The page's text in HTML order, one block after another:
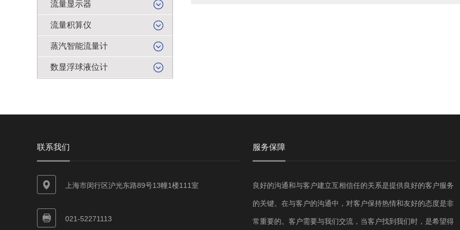
流量显示器
流量积算仪
蒸汽智能流量计
数显浮球液位计
联系我们
上海市闵行区沪光东路89号13幢1楼111室
021-52271113
服务保障
良好的沟通和与客户建立互相信任的关系是提供良好的客户服务
的关键。在与客户的沟通中，对客户保持热情和友好的态度是非
常重要的。客户需要与我们交流，当客户找到我们时，是希望得